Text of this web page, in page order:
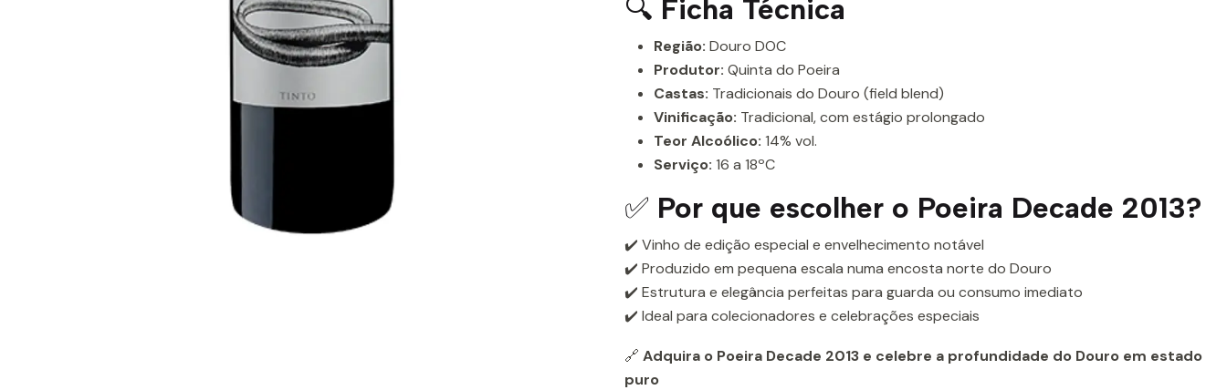
🔍 Ficha Técnica
Região: Douro DOC
Produtor: Quinta do Poeira
Castas: Tradicionais do Douro (field blend)
Vinificação: Tradicional, com estágio prolongado
Teor Alcoólico: 14% vol.
Serviço: 16 a 18ºC
✅ Por que escolher o Poeira Decade 2013?
✔️ Vinho de edição especial e envelhecimento notável
✔️ Produzido em pequena escala numa encosta norte do Douro
✔️ Estrutura e elegância perfeitas para guarda ou consumo imediato
✔️ Ideal para colecionadores e celebrações especiais
🔗 Adquira o Poeira Decade 2013 e celebre a profundidade do Douro em estado
puro